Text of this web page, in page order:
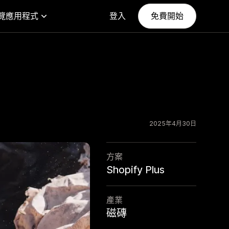
應用程式 登入 免費開始
2025年4月30日
方案
Shopify Plus
產業
磁磚